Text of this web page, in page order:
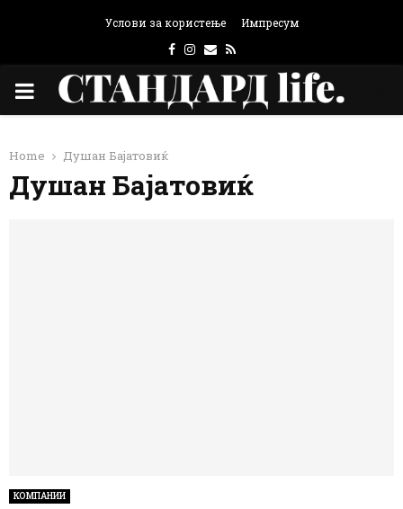
Услови за користење Импресум
Facebook
Instagram
Email
Rss
PRIMARY
Home Душан Бајатовиќ
Душан Бајатовиќ
КОМПАНИИ